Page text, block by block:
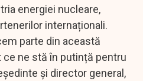
energiei nucleare,
internaționali.
parte din această
ne stă în putință pentru
și director general,